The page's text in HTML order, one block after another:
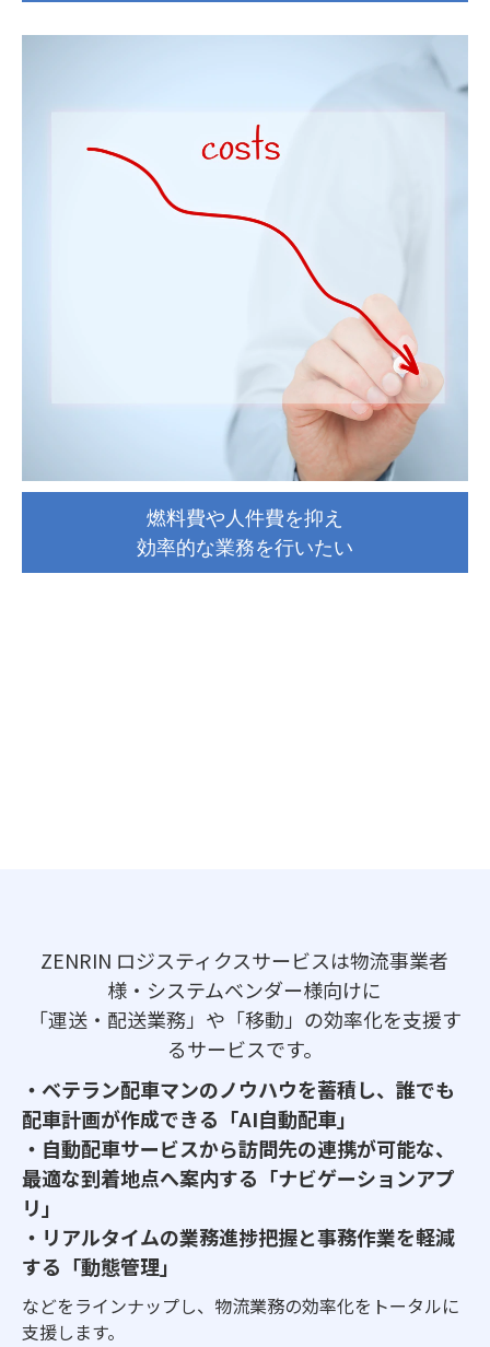
燃料費や人件費を抑え
効率的な業務を行いたい
ZENRIN ロジスティクスサービスは物流事業者
様・システムベンダー様向けに
「運送・配送業務」や「移動」の効率化を支援す
るサービスです。
・ベテラン配車マンのノウハウを蓄積し、誰でも
配車計画が作成できる「AI自動配車」
・自動配車サービスから訪問先の連携が可能な、
最適な到着地点へ案内する「ナビゲーションアプ
リ」
・リアルタイムの業務進捗把握と事務作業を軽減
する「動態管理」
などをラインナップし、物流業務の効率化をトータルに
支援します。